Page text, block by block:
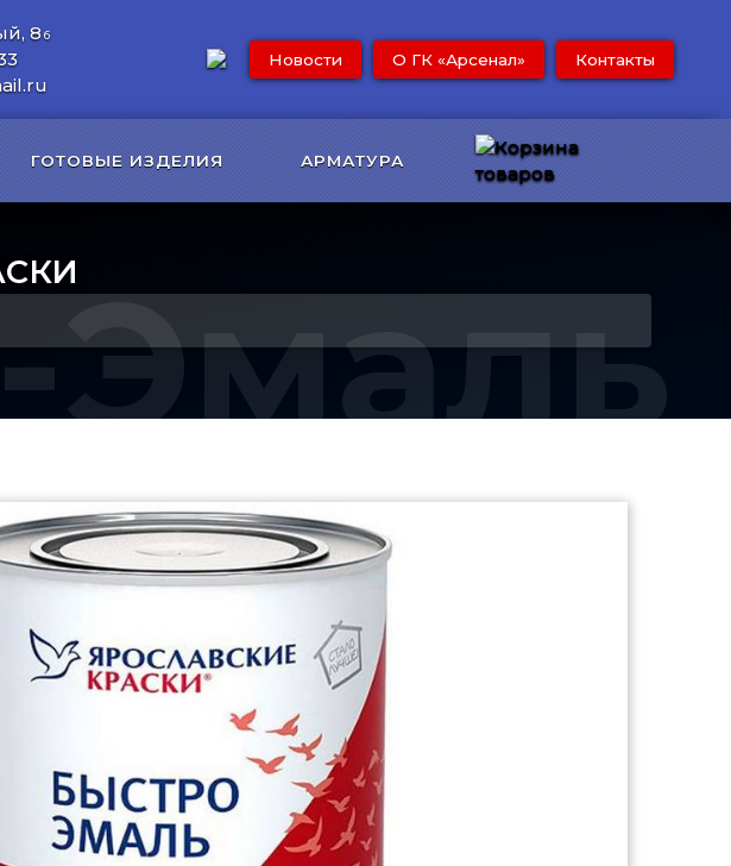
8б
Новости О ГК «Арсенал» Контакты
ГОТОВЫЕ ИЗДЕЛИЯ АРМАТУРА
Эмаль